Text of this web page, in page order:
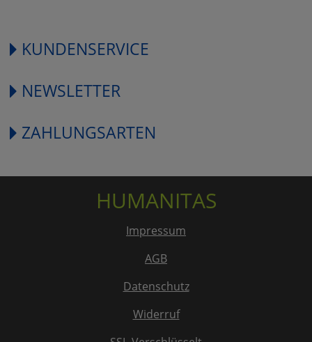
KUNDENSERVICE
NEWSLETTER
ZAHLUNGSARTEN
HUMANITAS
Impressum
AGB
Datenschutz
Widerruf